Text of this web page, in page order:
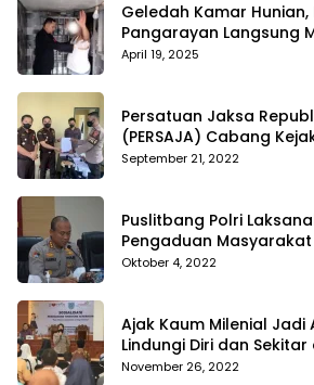
Geledah Kamar Hunian,
Pangarayan Langsung
Temuan
April 19, 2025
Persatuan Jaksa
(PERSAJA) Cabang
Tanggamus resmi
September 21, 2022
Puslitbang Polri
Pengaduan
Meningkatkan
Oktober 4, 2022
Ajak Kaum Milenial Jadi
Lindungi Diri dan
November 26, 2022